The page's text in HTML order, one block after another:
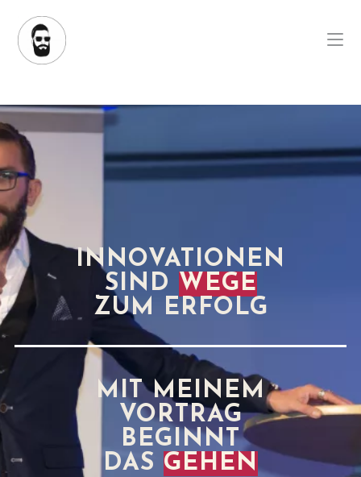
Inhalt
springen
INNOVATIONEN
SIND WEGE
ZUM ERFOLG
MIT MEINEM
VORTRAG
BEGINNT
DAS GEHEN